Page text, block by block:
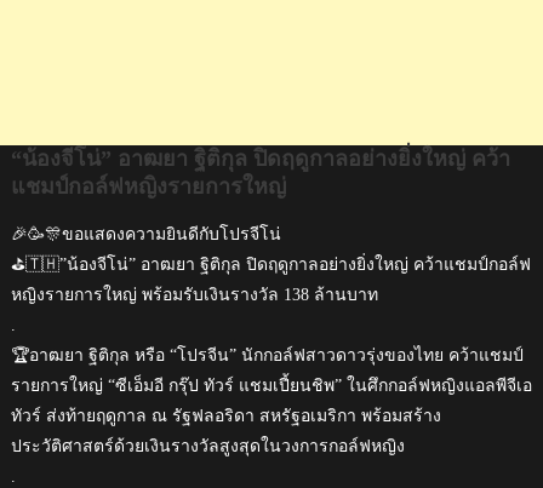
“น้องจีโน่” อาฒยา ฐิติกุล ปิดฤดูกาลอย่างยิ่งใหญ่ คว้า
แชมป์กอล์ฟหญิงรายการใหญ่
🎉🥳🎊ขอแสดงความยินดีกับโปรจีโน่
⛳️🇹🇭”น้องจีโน่” อาฒยา ฐิติกุล ปิดฤดูกาลอย่างยิ่งใหญ่ คว้าแชมป์กอล์ฟ
หญิงรายการใหญ่ พร้อมรับเงินรางวัล 138 ล้านบาท
.
🏆อาฒยา ฐิติกุล หรือ “โปรจีน” นักกอล์ฟสาวดาวรุ่งของไทย คว้าแชมป์
รายการใหญ่ “ซีเอ็มอี กรุ๊ป ทัวร์ แชมเปี้ยนชิพ” ในศึกกอล์ฟหญิงแอลพีจีเอ
ทัวร์ ส่งท้ายฤดูกาล ณ รัฐฟลอริดา สหรัฐอเมริกา พร้อมสร้าง
ประวัติศาสตร์ด้วยเงินรางวัลสูงสุดในวงการกอล์ฟหญิง
.